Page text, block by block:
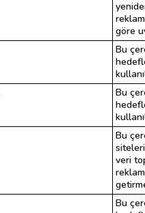
göre
Bu
Bu
Bu
veri
Bu